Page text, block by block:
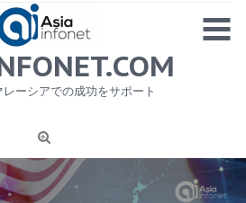
1
レーシアでの成功をサポート